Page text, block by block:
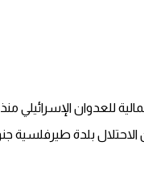
الماضي بلغت 2988 شهيدا و9210 مصابين.